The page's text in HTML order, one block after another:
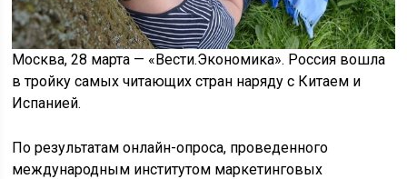
Москва, 28 марта — «Вести.Экономика». Россия вошла
в тройку самых читающих стран наряду с Китаем и
Испанией.
По результатам онлайн-опроса, проведенного
международным институтом маркетинговых